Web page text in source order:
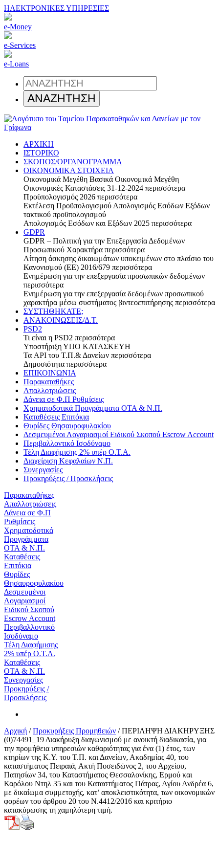
ΗΛΕΚΤΡΟΝΙΚΕΣ ΥΠΗΡΕΣΙΕΣ
e-Money
e-Services
e-Loans
ΑΡΧΙΚΗ
ΙΣΤΟΡΙΚΟ
ΣΚΟΠΟΣ/ΟΡΓΑΝΟΓΡΑΜΜΑ
ΟΙΚΟΝΟΜΙΚΑ ΣΤΟΙΧΕΙΑ
Οικονομικά Μεγέθη Βασικά Οικονομικά Μεγέθη
Οικονομικές Καταστάσεις 31-12-2024 περισσότερα
Προϋπολογισμός 2026 περισσότερα
Εκτέλεση Προϋπολογισμού Απολογισμός Εσόδων Εξόδων
τακτικού προϋπολογισμού
Απολογισμός Εσόδων και Εξόδων 2025 περισσότερα
GDPR
GDPR – Πολιτική για την Επεξεργασία Δεδομένων
Προσωπικού Χαρακτήρα περισσότερα
Αίτηση άσκησης δικαιωμάτων υποκειμένων στο πλαίσιο του
Κανονισμού (ΕΕ) 2016/679 περισσότερα
Ενημέρωση για την επεξεργασία προσωπικών δεδομένων
περισσότερα
Ενημέρωση για την επεξεργασία δεδομένων προσωπικού
χαρακτήρα μέσω συστήματος βιντεοεπιτήρησης περισσότερα
ΣΥΣΤΗΘΗΚΑΤΕ;
ΑΝΑΚΟΙΝΩΣΕΙΣ/Δ.Τ.
PSD2
Τι είναι η PSD2 περισσότερα
ΥποστήριξηΥΠΟ ΚΑΤΑΣΚΕΥΗ
Τα API του Τ.Π.& Δανείων περισσότερα
Δημοσιότητα περισσότερα
ΕΠΙΚΟΙΝΩΝΙΑ
Παρακαταθήκες
Απαλλοτριώσεις
Δάνεια σε Φ.Π Ρυθμίσεις
Χρηματοδοτικά Προγράμματα ΟΤΑ & Ν.Π.
Καταθέσεις Επιτόκια
Θυρίδες Θησαυροφυλακίου
Δεσμευμένοι Λογαριασμοί Ειδικού Σκοπού Escrow Account
Περιβαλλοντικό Ισοδύναμο
Τέλη Διαφήμισης 2% υπέρ Ο.Τ.Α.
Διαχείριση Κεφαλαίων Ν.Π.
Συνεργασίες
Προκηρύξεις / Προσκλήσεις
Παρακαταθήκες
Απαλλοτριώσεις
Δάνεια σε Φ.Π
Ρυθμίσεις
Χρηματοδοτικά
Προγράμματα
ΟΤΑ & Ν.Π.
Καταθέσεις
Επιτόκια
Θυρίδες
Θησαυροφυλακίου
Δεσμευμένοι
Λογαριασμοί
Ειδικού Σκοπού
Escrow Account
Περιβαλλοντικό
Ισοδύναμο
Τέλη Διαφήμισης
2% υπέρ Ο.Τ.Α.
Καταθέσεις
ΟΤΑ & Ν.Π.
Συνεργασίες
Προκηρύξεις /
Προσκλήσεις
Αρχική /Προκυρήξεις Προμηθειών /ΠΕΡΙΛΗΨΗ ΔΙΑΚΗΡΥΞΗΣ
(0)74491_19 Διακήρυξη διαγωνισμού με ανοικτή διαδικασία, για
την προμήθεια υπηρεσιών καθαριότητας για ένα (1) έτος, των
κτηρίων της Κ.Υ. του Τ.Π. και Δανείων, Ακαδημίας 40, του
καταστήματος Πειραιά, Ακτή Ποσειδώνος 2, του Αρχείου,
Πατησίων 34, του Καταστήματος Θεσσαλονίκης, Ερμού και
Καρόλου Ντηλ 35 και του Καταστήματος Πάτρας, Αγίου Ανδρέα 6,
με δικαίωμα συμμετοχής, κατ’ αποκλειστικότητα, των οικονομικών
φορέων του άρθρου 20 του Ν.4412/2016 και κριτήριο
κατακύρωσης τη χαμηλότερη τιμή.